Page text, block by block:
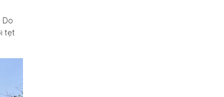
Do
tẹt